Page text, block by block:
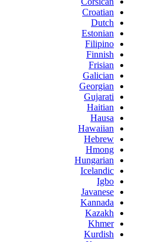
Croatian
Dutch
Estonian
Filipino
Finnish
Frisian
Galician
Georgian
Gujarati
Haitian
Hausa
Hawaiian
Hebrew
Hmong
Hungarian
Icelandic
Igbo
Javanese
Kannada
Kazakh
Khmer
Kurdish